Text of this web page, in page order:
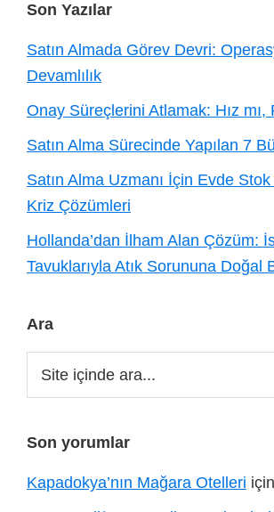
Footer
Son Yazılar
Satın Almada Görev Devri:
Devamlılık
Onay Süreçlerini Atlamak: Hız mı,
Satın Alma Sürecinde Yapılan 7
Satın Alma Uzmanı İçin Evde
Kriz Çözümleri
Hollanda’dan İlham Alan Çözüm:
Tavuklarıyla Atık Sorununa Doğal
Ara
Son yorumlar
Kapadokya’nın Mağara Otelleri için